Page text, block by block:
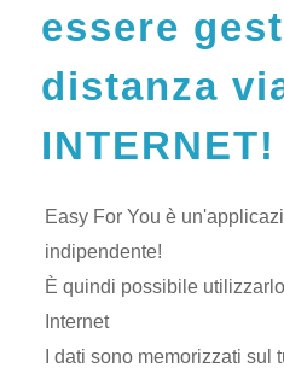
essere
distanza
INTERNET!
Easy For You è
indipendente!
È quindi possibile
Internet
I dati sono memorizzati sul